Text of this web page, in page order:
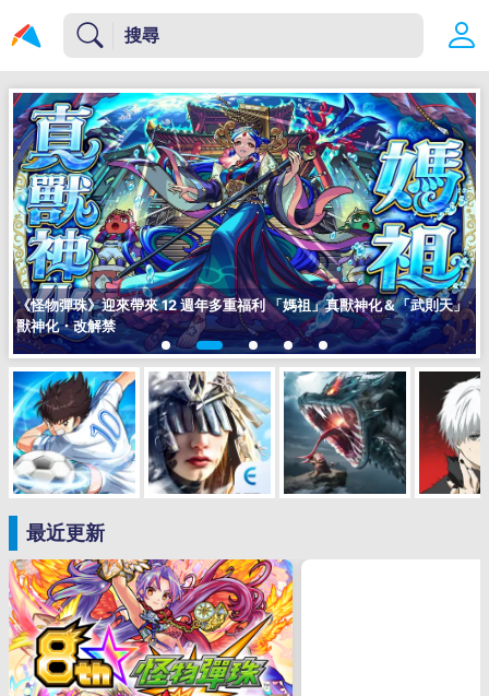
《怪物彈珠》迎來帶來 12 週年多重福利 「媽祖」真獸神化＆「武則天」
獸神化・改解禁
最近更新